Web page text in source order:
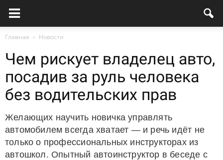
Главная Новости
Чем рискует владелец авто,
посадив за руль человека
без водительских прав
Желающих научить новичка управлять
автомобилем всегда хватает — и речь идёт не
только о профессиональных инструкторах из
автошкол. Опытный автоинструктор в беседе с